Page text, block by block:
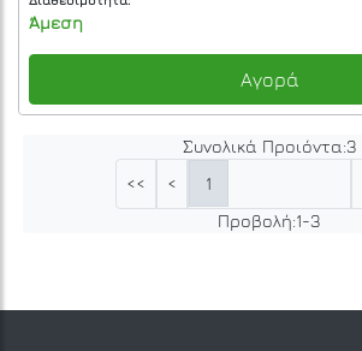
Άμεση
Αγορά
Συνολικά Προιόντα:3
<<
< 1
Προβολή:1-3